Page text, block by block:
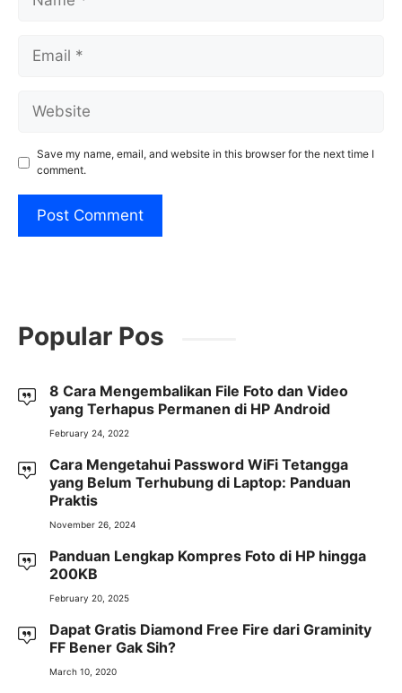
Email
Website
Save my name, email, and website in this browser for the next time I
comment.
Popular Pos
8 Cara Mengembalikan File Foto dan Video
yang Terhapus Permanen di HP Android
February 24, 2022
Cara Mengetahui Password WiFi Tetangga
yang Belum Terhubung di Laptop: Panduan
Praktis
November 26, 2024
Panduan Lengkap Kompres Foto di HP hingga
200KB
February 20, 2025
Dapat Gratis Diamond Free Fire dari Graminity
FF Bener Gak Sih?
March 10, 2020